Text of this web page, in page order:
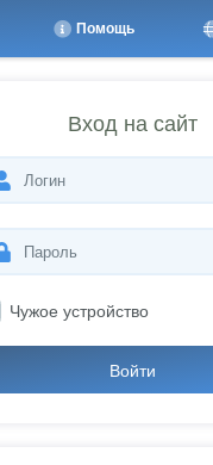
Помощь
Вход на сайт
Чужое устройство
Войти